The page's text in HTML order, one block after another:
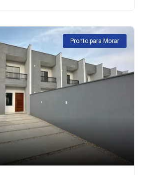
Pronto para Morar